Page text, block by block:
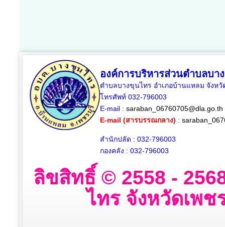
องค์การบริหารส่วนตำบลบา
ตำบลบางขุนไทร อำเภอบ้านแหลม จังหวั
โทรศัพท์ 032-796003
E-mail : saraban_06760705@dla.go.th
E-mail (สารบรรณกลาง) :
สำนักปลัด : 032-796003
กองคลัง : 032-796003
ลิขสิทธิ์ © 2558 -
ไทร จังหวัดเพ